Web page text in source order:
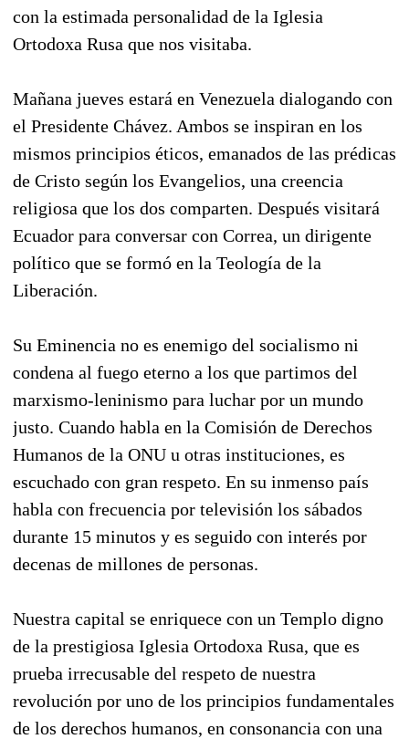
con la estimada personalidad de la Iglesia
Ortodoxa Rusa que nos visitaba.
Mañana jueves estará en Venezuela dialogando con
el Presidente Chávez. Ambos se inspiran en los
mismos principios éticos, emanados de las prédicas
de Cristo según los Evangelios, una creencia
religiosa que los dos comparten. Después visitará
Ecuador para conversar con Correa, un dirigente
político que se formó en la Teología de la
Liberación.
Su Eminencia no es enemigo del socialismo ni
condena al fuego eterno a los que partimos del
marxismo-leninismo para luchar por un mundo
justo. Cuando habla en la Comisión de Derechos
Humanos de la ONU u otras instituciones, es
escuchado con gran respeto. En su inmenso país
habla con frecuencia por televisión los sábados
durante 15 minutos y es seguido con interés por
decenas de millones de personas.
Nuestra capital se enriquece con un Templo digno
de la prestigiosa Iglesia Ortodoxa Rusa, que es
prueba irrecusable del respeto de nuestra
revolución por uno de los principios fundamentales
de los derechos humanos, en consonancia con una